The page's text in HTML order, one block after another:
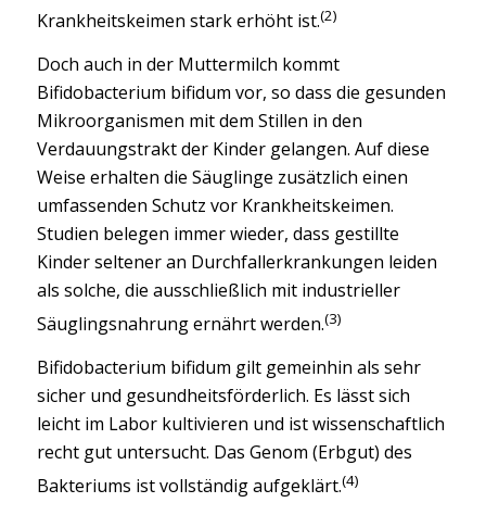
Krankheitskeimen stark erhöht ist.(2)
Doch auch in der Muttermilch kommt
Bifidobacterium bifidum vor, so dass die gesunden
Mikroorganismen mit dem Stillen in den
Verdauungstrakt der Kinder gelangen. Auf diese
Weise erhalten die Säuglinge zusätzlich einen
umfassenden Schutz vor Krankheitskeimen.
Studien belegen immer wieder, dass gestillte
Kinder seltener an Durchfallerkrankungen leiden
als solche, die ausschließlich mit industrieller
Säuglingsnahrung ernährt werden.(3)
Bifidobacterium bifidum gilt gemeinhin als sehr
sicher und gesundheitsförderlich. Es lässt sich
leicht im Labor kultivieren und ist wissenschaftlich
recht gut untersucht. Das Genom (Erbgut) des
Bakteriums ist vollständig aufgeklärt.(4)